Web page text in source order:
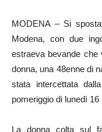
MODENA – Si
Modena, con due
estraeva bevande che
donna, una 48enne di
stata intercettata
pomeriggio di lunedì 16
La donna colta sul